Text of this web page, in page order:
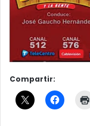
Compartir: